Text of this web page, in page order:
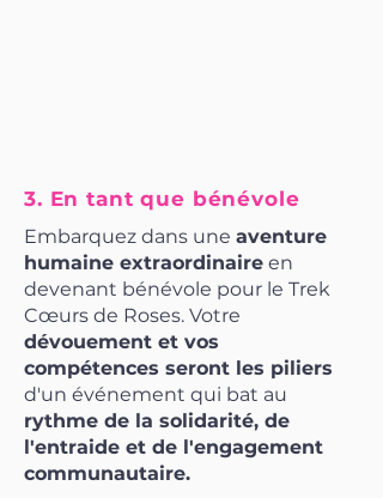
3. En tant que bénévole
​Embarquez dans une aventure
humaine extraordinaire en
devenant bénévole pour le Trek
Cœurs de Roses. Votre
dévouement et vos
compétences seront les piliers
d'un événement qui bat au
rythme de la solidarité, de
l'entraide et de l'engagement
communautaire.